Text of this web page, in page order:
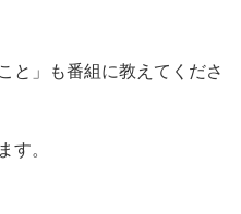
と」も番組に教えてくださ
。